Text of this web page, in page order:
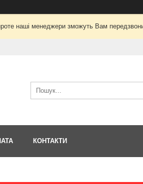
наші менеджери зможуть Вам
КОНТАКТИ